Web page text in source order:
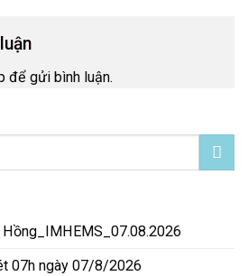
để gửi bình luận.
07h ngày 07/8/2026